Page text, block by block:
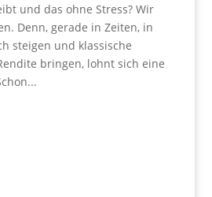
und das ohne Stress? Wir
Denn, gerade in Zeiten, in
steigen und klassische
bringen, lohnt sich eine